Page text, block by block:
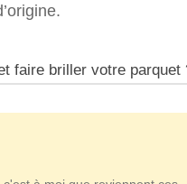
faire briller votre parquet